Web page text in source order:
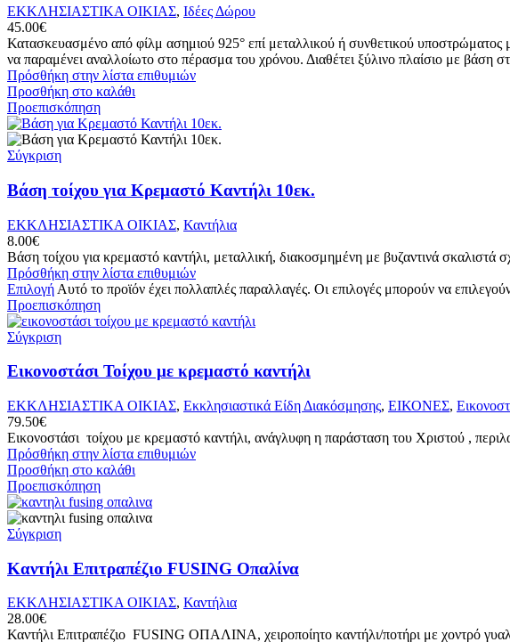
ΕΚΚΛΗΣΙΑΣΤΙΚΑ ΟΙΚΙΑΣ, Ιδέες Δώρου
45.00€
Κατασκευασμένο από φίλμ ασημιού 925° επί μεταλλικού ή συνθετικού υποστρώματος
να παραμένει αναλλοίωτο στο πέρασμα του χρόνου. Διαθέτει ξύλινο πλαίσιο με βάση
Πρόσθήκη στην λίστα επιθυμιών
Προσθήκη στο καλάθι
Προεπισκόπηση
Σύγκριση
Βάση τοίχου για Κρεμαστό Καντήλι 10εκ.
ΕΚΚΛΗΣΙΑΣΤΙΚΑ ΟΙΚΙΑΣ, Καντήλια
8.00€
Βάση τοίχου για κρεμαστό καντήλι, μεταλλική, διακοσμημένη με βυζαντινά σκαλιστά
Πρόσθήκη στην λίστα επιθυμιών
Επιλογή Αυτό το προϊόν έχει πολλαπλές παραλλαγές. Οι επιλογές μπορούν να
Προεπισκόπηση
Σύγκριση
Εικονοστάσι Τοίχου με κρεμαστό καντήλι
ΕΚΚΛΗΣΙΑΣΤΙΚΑ ΟΙΚΙΑΣ, Εκκλησιαστικά Είδη Διακόσμησης, ΕΙΚΟΝΕΣ,
79.50€
Εικονοστάσι τοίχου με κρεμαστό καντήλι, ανάγλυφη η παράσταση του Χριστού ,
Πρόσθήκη στην λίστα επιθυμιών
Προσθήκη στο καλάθι
Προεπισκόπηση
Σύγκριση
Καντήλι Επιτραπέζιο FUSING Οπαλίνα
ΕΚΚΛΗΣΙΑΣΤΙΚΑ ΟΙΚΙΑΣ, Καντήλια
28.00€
Καντήλι Επιτραπέζιο FUSING ΟΠΑΛΙΝΑ, χειροποίητο καντήλι/ποτήρι με χοντρό